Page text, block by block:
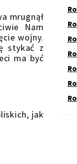
mrugnął
Nam
wojny.
stykać z
ma być
jak